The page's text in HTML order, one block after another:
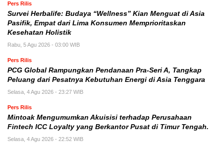
Pers Rilis
Survei Herbalife: Budaya “Wellness” Kian Menguat di Asia
Pasifik, Empat dari Lima Konsumen Memprioritaskan
Kesehatan Holistik
Rabu, 5 Agu 2026 - 03:00 WIB
Pers Rilis
PCG Global Rampungkan Pendanaan Pra-Seri A, Tangkap
Peluang dari Pesatnya Kebutuhan Energi di Asia Tenggara
Selasa, 4 Agu 2026 - 23:27 WIB
Pers Rilis
Mintoak Mengumumkan Akuisisi terhadap Perusahaan
Fintech ICC Loyalty yang Berkantor Pusat di Timur Tengah.
Selasa, 4 Agu 2026 - 22:52 WIB